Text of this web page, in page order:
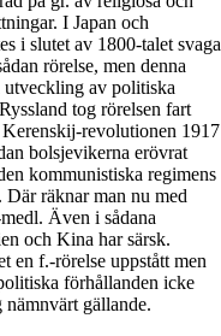
I Japan och
i slutet av 1800-talet svaga
rörelse, men denna
utveckling av politiska
tog rörelsen fart
Kerenskij-revolutionen 1917
bolsjevikerna erövrat
kommunistiska regimens
räknar man nu med
Även i sådana
och Kina har särsk.
en f.-rörelse uppstått men
förhållanden icke
nämnvärt gällande.